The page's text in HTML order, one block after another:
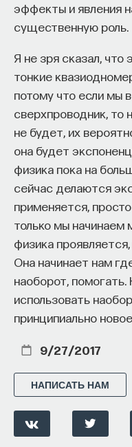
эффекты и явления
существенную роль.
Я не зря сказал,
тонкие
потому что если мы
сверхпроводник, то
не будет, их
она будет
физика пока на
сейчас делаются
применяется,
только мы начинаем
физика
Она начинает нам
наоборот,
использовать
принципиально
9/27/2017
НАПИСАТЬ НАМ